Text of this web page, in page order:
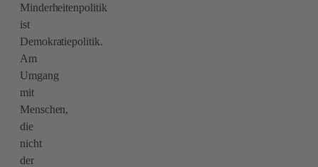
Minderheitenpolitik
ist
Demokratiepolitik.
Am
Umgang
mit
Menschen,
die
nicht
der